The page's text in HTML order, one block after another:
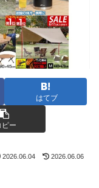
はてブ
ピー
2026.06.04 2026.06.06